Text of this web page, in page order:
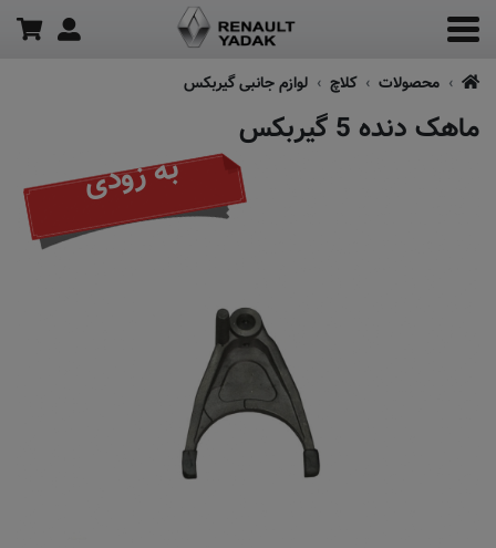
محصولات کلاچ لوازم جانبی گیربکس
ماهک دنده 5 گیربکس
به زودی